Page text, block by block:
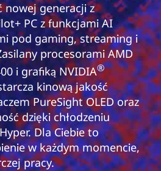
nowej generacji z
PC z funkcjami AI
pod gaming, streaming i
procesorami AMD
i grafiką NVIDIA®
kinową jakość
PureSight OLED oraz
dzięki chłodzeniu
Dla Ciebie to
w każdym momencie,
pracy.